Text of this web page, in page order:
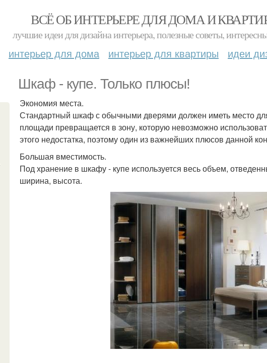
ВСЁ ОБ ИНТЕРЬЕРЕ ДЛЯ ДОМА И
лучшие идеи для дизайна интерьера, полезные советы,
интерьер для дома интерьер для квартиры идеи
Шкаф - купе. Только плюсы!
Экономия места.
Стандартный шкаф с обычными дверями должен иметь место
площади превращается в зону, которую невозможно
этого недостатка, поэтому один из важнейших плюсов данной
Большая вместимость.
Под хранение в шкафу - купе используется весь объем,
ширина, высота.